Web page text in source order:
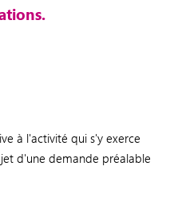
à l'activité qui s'y exerce
d'une demande préalable